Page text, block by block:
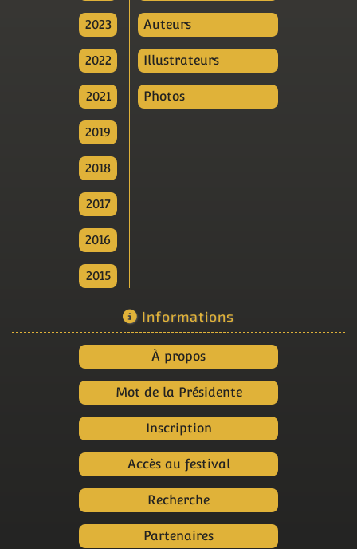
2023
2022
2021
2019
2018
2017
2016
2015
Auteurs
Illustrateurs
Photos
Informations
À propos
Mot de la Présidente
Inscription
Accès au festival
Recherche
Partenaires